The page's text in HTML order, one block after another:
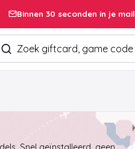
Binnen 30 seconden in je
producten